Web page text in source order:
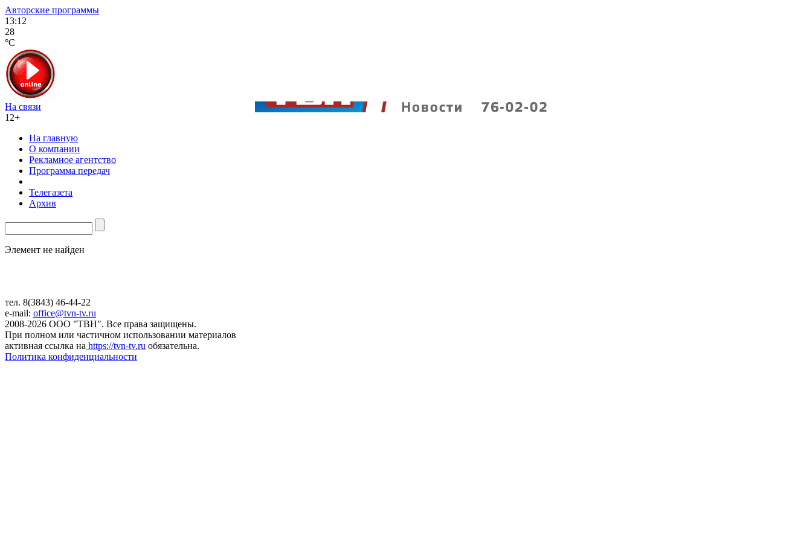
Авторские программы
13:12
28
°C
На связи
12+
На главную
О компании
Рекламное агентство
Программа передач
Телегазета
Архив
Элемент не найден
тел. 8(3843) 46-44-22
e-mail: office@tvn-tv.ru
2008-2026 ООО "ТВН". Все права защищены.
При полном или частичном использовании материалов
активная ссылка на https://tvn-tv.ru обязательна.
Политика конфиденциальности